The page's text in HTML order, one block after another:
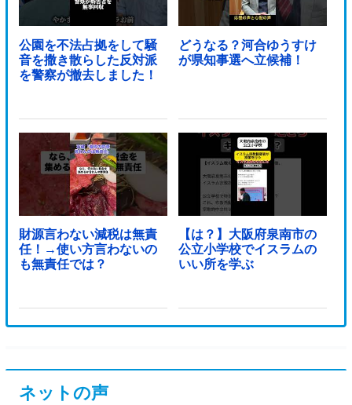
公園を不法占拠をして騒
音を撒き散らした反対派
を警察が撤去しました！
どうなる？河合ゆうすけ
が県知事選へ立候補！
財源言わない減税は無責
任！→使い方言わないの
も無責任では？
【は？】大阪府泉南市の
公立小学校でイスラムの
いい所を学ぶ
ネットの声